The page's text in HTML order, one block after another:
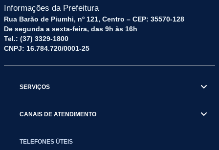
Informações da Prefeitura
Rua Barão de Piumhi, nº 121, Centro – CEP: 35570-128
De segunda a sexta-feira, das 9h às 16h
Tel.: (37) 3329-1800
CNPJ: 16.784.720/0001-25
SERVIÇOS
CANAIS DE ATENDIMENTO
TELEFONES ÚTEIS